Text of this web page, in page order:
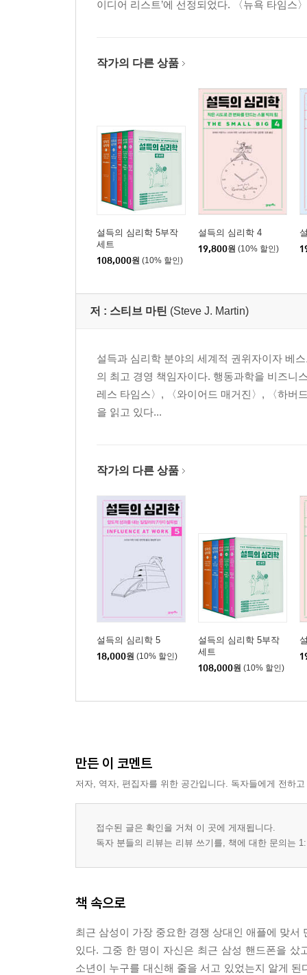
이디어 리스트’에 선정되었다. 〈뉴욕 타임스
작가의 다른 상품
설득의 심리학 5부작
세트
108,000원 (10% 할인)
설득의 심리학 4
19,800원 (10% 할인)
저 : 스티브 마틴 (Steve J. Martin)
설득과 심리학 분야의 세계적 권위자이자 베
의 최고 경영 책임자이다. 행동과학을 비즈니
레스 타임스〉, 〈와이어드 매거진〉, 〈하버
을 읽고 있다...
작가의 다른 상품
설득의 심리학 5
18,000원 (10% 할인)
설득의 심리학 5부작
세트
108,000원 (10% 할인)
만든 이 코멘트
저자, 역자, 편집자를 위한 공간입니다. 독자들에게 전하
접수된 글은 확인을 거쳐 이 곳에 게재됩니다.
독자 분들의 리뷰는 리뷰 쓰기를, 책에 대한 문의는
책 속으로
최근 삼성이 가장 중요한 경쟁 상대인 애플에 맞
있다. 그중 한 명이 자신은 최근 삼성 핸드폰을
소년이 누구를 대신해 줄을 서고 있었는지 알게